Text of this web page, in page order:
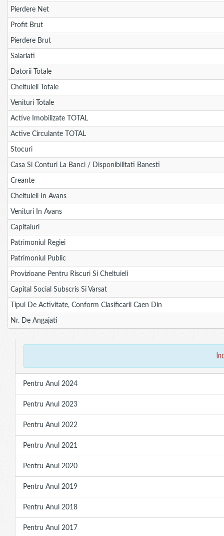
Pierdere Net
Profit Brut
Pierdere Brut
Salariati
Datorii Totale
Cheltuieli Totale
Venituri Totale
Active Imobilizate TOTAL
Active Circulante TOTAL
Stocuri
Casa Si Conturi La Banci / Disponibilitati Banesti
Creante
Cheltuieli In Avans
Venituri In Avans
Capitaluri
Patrimoniul Regiei
Patrimoniul Public
Provizioane Pentru Riscuri Si Cheltuieli
Capital Social Subscris Si Varsat
Tipul De Activitate, Conform Clasificarii Caen Din
Nr. De Angajati
Pentru Anul 2024
Pentru Anul 2023
Pentru Anul 2022
Pentru Anul 2021
Pentru Anul 2020
Pentru Anul 2019
Pentru Anul 2018
Pentru Anul 2017